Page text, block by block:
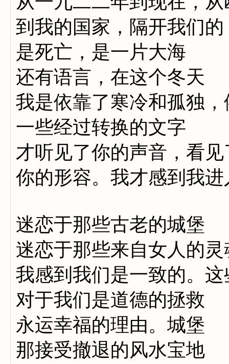
到我的国家，隔开我们的
是死亡，是一片大海
还有语言，在这个冬天
我是依靠了寒冷和孤独，
一些经过转换的文字
才听见了你的声音，看见
你的形容。我才感到我
迷恋于那些古老的城堡
迷恋于那些来自女人的
我感到我们是一致的。
对于我们是道德的拯救
永运幸福的理由。城堡
那接受撤退的风水宝地